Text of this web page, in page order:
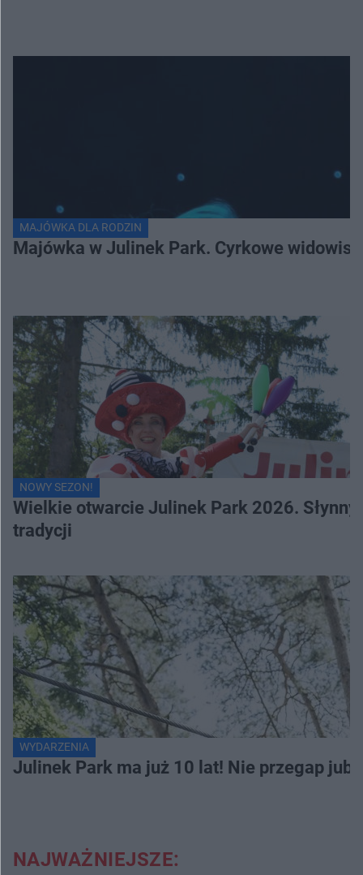
MAJÓWKA DLA RODZIN
Majówka w Julinek Park. Cyrkowe
NOWY SEZON!
Wielkie otwarcie Julinek Park 2026.
tradycji
WYDARZENIA
Julinek Park ma już 10 lat! Nie przegap
NAJWAŻNIEJSZE: